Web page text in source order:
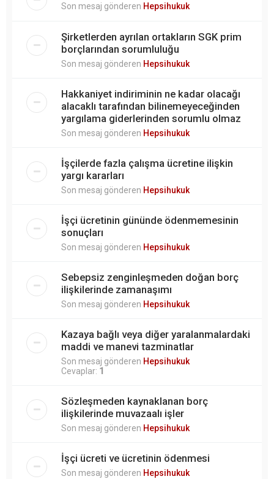
Son mesaj gönderen Hepsihukuk
Şirketlerden ayrılan ortakların SGK prim
borçlarından sorumluluğu
Son mesaj gönderen Hepsihukuk
Hakkaniyet indiriminin ne kadar olacağı
alacaklı tarafından bilinemeyeceğinden
yargılama giderlerinden sorumlu olmaz
Son mesaj gönderen Hepsihukuk
İşçilerde fazla çalışma ücretine ilişkin
yargı kararları
Son mesaj gönderen Hepsihukuk
İşçi ücretinin gününde ödenmemesinin
sonuçları
Son mesaj gönderen Hepsihukuk
Sebepsiz zenginleşmeden doğan borç
ilişkilerinde zamanaşımı
Son mesaj gönderen Hepsihukuk
Kazaya bağlı veya diğer yaralanmalardaki
maddi ve manevi tazminatlar
Son mesaj gönderen Hepsihukuk
Cevaplar: 1
Sözleşmeden kaynaklanan borç
ilişkilerinde muvazaalı işler
Son mesaj gönderen Hepsihukuk
İşçi ücreti ve ücretinin ödenmesi
Son mesaj gönderen Hepsihukuk